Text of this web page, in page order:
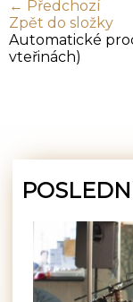
← Předchozí
Zpět do složky
Automatické
vteřinách)